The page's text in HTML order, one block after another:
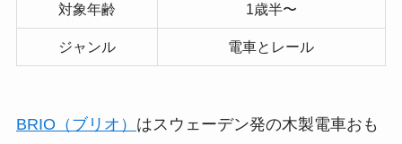
対象年齢 1歳半〜
ジャンル 電車とレール
BRIO（ブリオ） はスウェーデン発の木製電車おも